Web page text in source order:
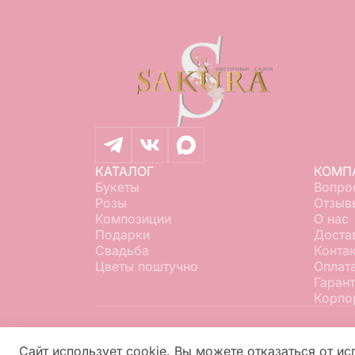
КАТАЛОГ
Букеты
Розы
Композиции
Подарки
Свадьба
Цветы поштучно
О нас
2026 ©«Сакура»- Интернет-магазин
Сайт использует cookie. Вы можете отказаться от